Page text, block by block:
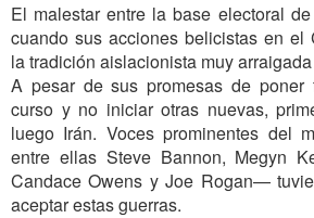
El malestar entre la base electoral
cuando sus acciones belicistas en el
la tradición aislacionista muy
A pesar de sus promesas de
curso y no iniciar otras nuevas,
luego Irán. Voces prominentes del
entre ellas Steve Bannon, Megyn
Candace Owens y Joe Rogan—
aceptar estas guerras.